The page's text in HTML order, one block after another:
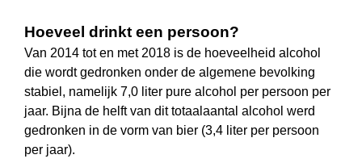
Hoeveel drinkt een persoon?
Van 2014 tot en met 2018 is de hoeveelheid alcohol
die wordt gedronken onder de algemene bevolking
stabiel, namelijk 7,0 liter pure alcohol per persoon per
jaar. Bijna de helft van dit totaalaantal alcohol werd
gedronken in de vorm van bier (3,4 liter per persoon
per jaar).